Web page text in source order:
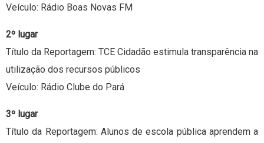
Veículo: Rádio Boas Novas FM
2º lugar
Título da Reportagem: TCE Cidadão estimula transparência na
utilização dos recursos públicos
Veículo: Rádio Clube do Pará
3º lugar
Título da Reportagem: Alunos de escola pública aprendem a